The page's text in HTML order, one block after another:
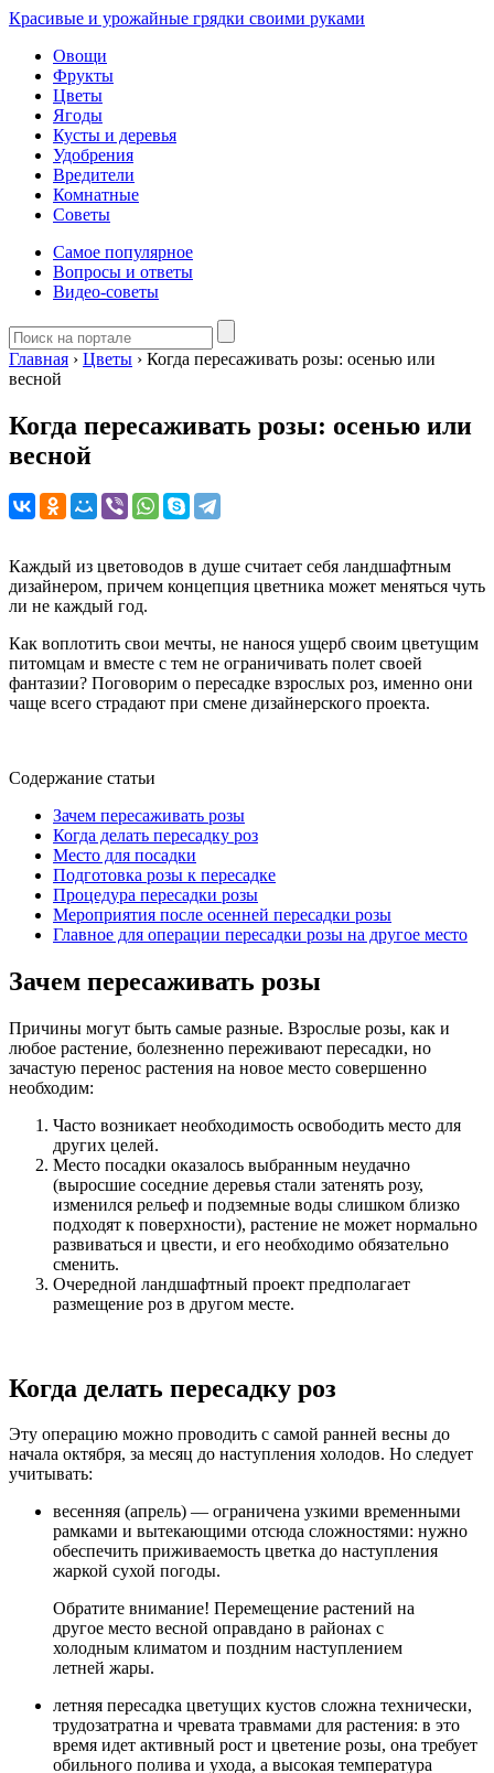
Красивые и урожайные грядки своими руками
Овощи
Фрукты
Цветы
Ягоды
Кусты и деревья
Удобрения
Вредители
Комнатные
Советы
Самое популярное
Вопросы и ответы
Видео-советы
Главная › Цветы › Когда пересаживать розы: осенью или
весной
Когда пересаживать розы: осенью или
весной
Каждый из цветоводов в душе считает себя ландшафтным
дизайнером, причем концепция цветника может меняться чуть
ли не каждый год.
Как воплотить свои мечты, не нанося ущерб своим цветущим
питомцам и вместе с тем не ограничивать полет своей
фантазии? Поговорим о пересадке взрослых роз, именно они
чаще всего страдают при смене дизайнерского проекта.
Содержание статьи
Зачем пересаживать розы
Когда делать пересадку роз
Место для посадки
Подготовка розы к пересадке
Процедура пересадки розы
Мероприятия после осенней пересадки розы
Главное для операции пересадки розы на другое место
Зачем пересаживать розы
Причины могут быть самые разные. Взрослые розы, как и
любое растение, болезненно переживают пересадки, но
зачастую перенос растения на новое место совершенно
необходим:
Часто возникает необходимость освободить место для
других целей.
Место посадки оказалось выбранным неудачно
(выросшие соседние деревья стали затенять розу,
изменился рельеф и подземные воды слишком близко
подходят к поверхности), растение не может нормально
развиваться и цвести, и его необходимо обязательно
сменить.
Очередной ландшафтный проект предполагает
размещение роз в другом месте.
Когда делать пересадку роз
Эту операцию можно проводить с самой ранней весны до
начала октября, за месяц до наступления холодов. Но следует
учитывать:
весенняя (апрель) — ограничена узкими временными
рамками и вытекающими отсюда сложностями: нужно
обеспечить приживаемость цветка до наступления
жаркой сухой погоды.
Обратите внимание! Перемещение растений на
другое место весной оправдано в районах с
холодным климатом и поздним наступлением
летней жары.
летняя пересадка цветущих кустов сложна технически,
трудозатратна и чревата травмами для растения: в это
время идет активный рост и цветение розы, она требует
обильного полива и ухода, а высокая температура